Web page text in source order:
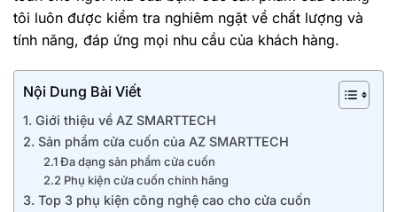
tôi luôn được kiểm tra nghiêm ngặt về chất lượng và
tính năng, đáp ứng mọi nhu cầu của khách hàng.
Nội Dung Bài Viết
1. Giới thiệu về AZ SMARTTECH
2. Sản phẩm cửa cuốn của AZ SMARTTECH
2.1 Đa dạng sản phẩm cửa cuốn
2.2 Phụ kiện cửa cuốn chính hãng
3. Top 3 phụ kiện công nghệ cao cho cửa cuốn